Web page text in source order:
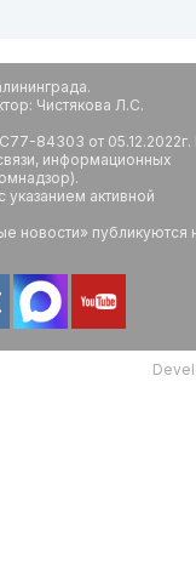
Чистякова Л.С.
84303 от
информационных
активной
новости» публикуются